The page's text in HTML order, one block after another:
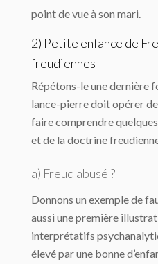
point de vue à son mari.
2) Petite enfance de
freudiennes
Répétons-le une dernière
lance-pierre doit opérer
faire comprendre
et de la doctrine
a) Freud abusé ?
Donnons un exemple de
aussi une première
interprétatifs
élevé par une bonne